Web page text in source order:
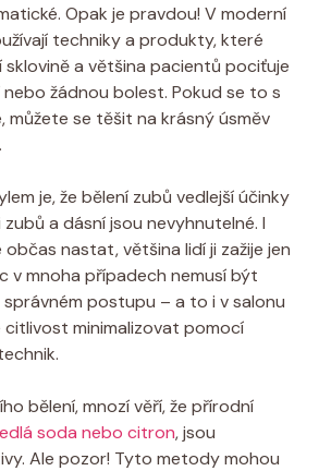
Opak je pravdou! V moderní
techniky a produkty, které
sklovině a většina pacientů pociťuje
nebo žádnou bolest. Pokud se to s
můžete se těšit na krásný úsměv
je, že bělení zubů vedlejší účinky
a dásní jsou nevyhnutelné. I
nastat, většina lidí ji zažije jen
v mnoha případech nemusí být
postupu – a to i v salonu
citlivost minimalizovat pomocí
bělení, mnozí věří, že přírodní
soda nebo citron, jsou
Ale pozor! Tyto metody mohou